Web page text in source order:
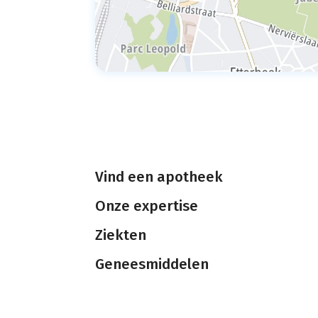
Vind een apotheek
Onze expertise
Ziekten
Geneesmiddelen